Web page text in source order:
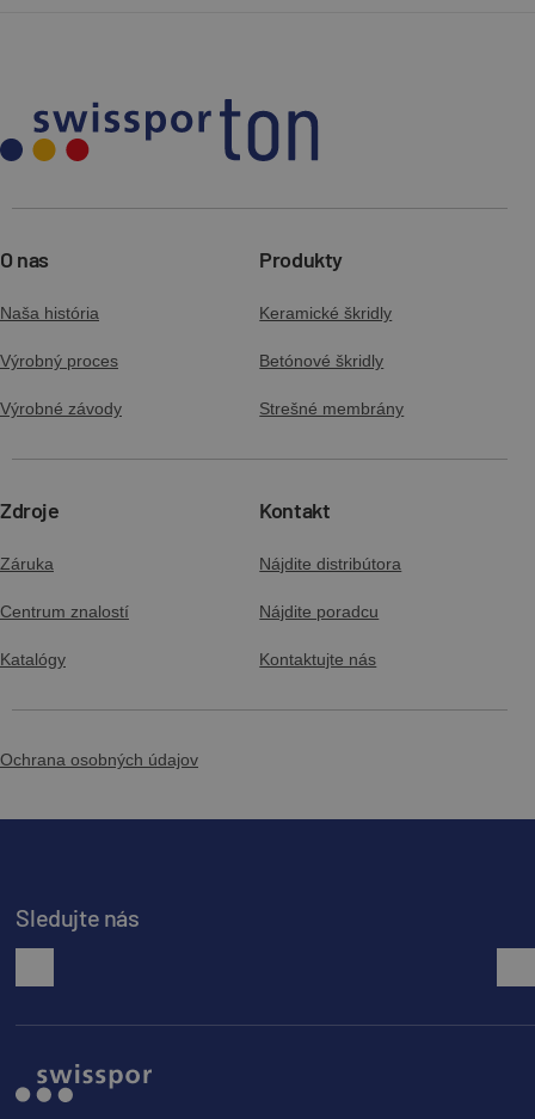
O nas
Naša história
Výrobný proces
Výrobné závody
Produkty
Keramické škridly
Betónové škridly
Strešné membrány
Zdroje
Záruka
Centrum znalostí
Katalógy
Kontakt
Nájdite distribútora
Nájdite poradcu
Kontaktujte nás
Ochrana osobných údajov
Sledujte nás
facebook